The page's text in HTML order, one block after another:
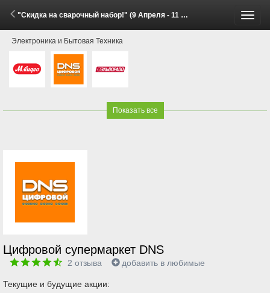
"Скидка на сварочный набор!" (9 Апреля - 11 Мая 2026)
Электроника и Бытовая Техника
Показать все
Цифровой супермаркет DNS
2 отзыва добавить в любимые
Текущие и будущие акции: